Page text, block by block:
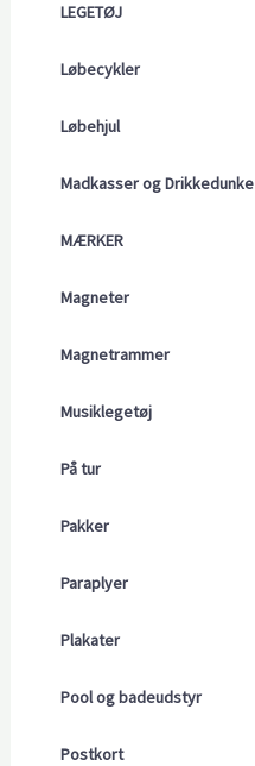
LEGETØJ
Løbecykler
Løbehjul
Madkasser og Drikkedunke
MÆRKER
Magneter
Magnetrammer
Musiklegetøj
På tur
Pakker
Paraplyer
Plakater
Pool og badeudstyr
Postkort